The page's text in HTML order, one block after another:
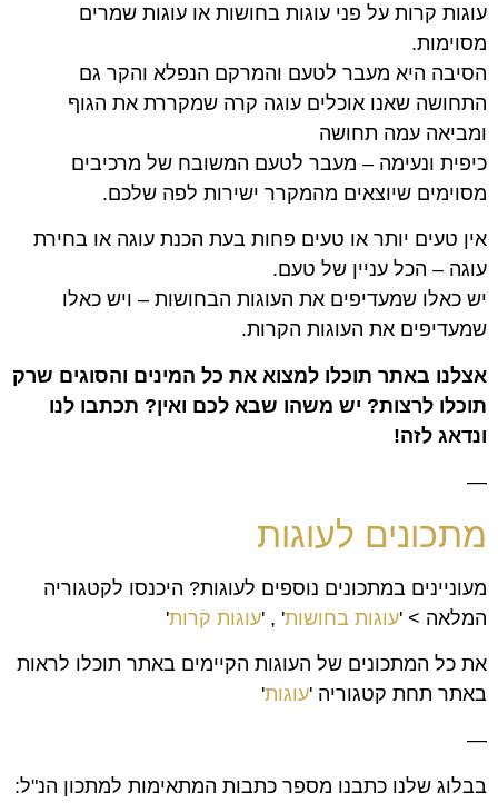
עוגות קרות על פני עוגות בחושות או עוגות שמרים
מסוימות.
הסיבה היא מעבר לטעם והמרקם הנפלא והקר גם
התחושה שאנו אוכלים עוגה קרה שמקררת את הגוף
ומביאה עמה תחושה
כיפית ונעימה – מעבר לטעם המשובח של מרכיבים
מסוימים שיוצאים מהמקרר ישירות לפה שלכם.
אין טעים יותר או טעים פחות בעת הכנת עוגה או בחירת
עוגה – הכל עניין של טעם.
יש כאלו שמעדיפים את העוגות הבחושות – ויש כאלו
שמעדיפים את העוגות הקרות.
אצלנו באתר תוכלו למצוא את כל המינים והסוגים שרק
תוכלו לרצות? יש משהו שבא לכם ואין? תכתבו לנו
ונדאג לזה!
—
מתכונים לעוגות
מעוניינים במתכונים נוספים לעוגות? היכנסו לקטגוריה
המלאה > 'עוגות בחושות' , 'עוגות קרות'
את כל המתכונים של העוגות הקיימים באתר תוכלו לראות
באתר תחת קטגוריה 'עוגות'
—
בבלוג שלנו כתבנו מספר כתבות המתאימות למתכון הנ"ל: